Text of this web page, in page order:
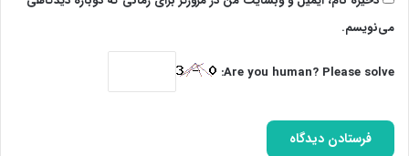
پایان پیام/.
می‌نویسم.
Are you human? Please solve: